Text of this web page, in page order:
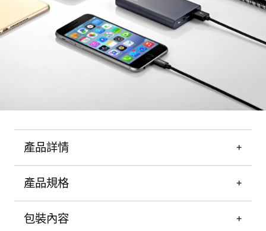
產品詳情
產品規格
包裝內容